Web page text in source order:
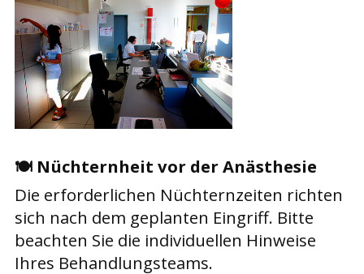
🍽️ Nüchternheit vor der Anästhesie
Die erforderlichen Nüchternzeiten richten
sich nach dem geplanten Eingriff. Bitte
beachten Sie die individuellen Hinweise
Ihres Behandlungsteams.